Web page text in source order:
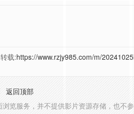
载:https://www.rzjy985.com/m/
返回顶部
览服务，并不提供影片资源存储，也不